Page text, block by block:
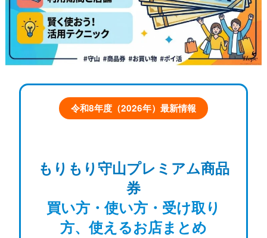
令和8年度（2026年）最新情報
もりもり守山プレミアム商品
券
買い方・使い方・受け取り
方、使えるお店まとめ
ストレッチ整体
姿勢矯正・骨盤矯正
体幹トレーニング